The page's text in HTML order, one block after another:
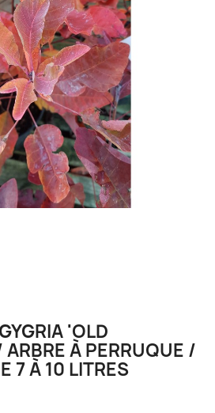
'OLD
À PERRUQUE /
7 À 10 LITRES